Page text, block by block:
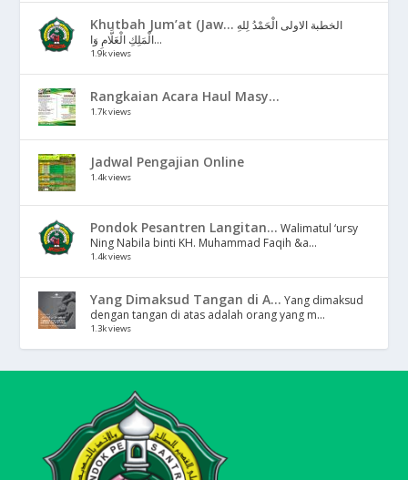
Khutbah Jum’at (Jaw... الخطبة الاولى الْحَمْدُ لِلهِ
الْمَلِكِ الْعَلَّامِ وَا...
1.9k views
Rangkaian Acara Haul Masy...
1.7k views
Jadwal Pengajian Online
1.4k views
Pondok Pesantren Langitan... Walimatul ‘ursy
Ning Nabila binti KH. Muhammad Faqih &a...
1.4k views
Yang Dimaksud Tangan di A... Yang dimaksud
dengan tangan di atas adalah orang yang m...
1.3k views